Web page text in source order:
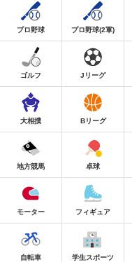
プロ野球 プロ野球(2軍)
ゴルフ Jリーグ
大相撲 Bリーグ
地方競馬 卓球
モーター フィギュア
自転車 学生スポーツ